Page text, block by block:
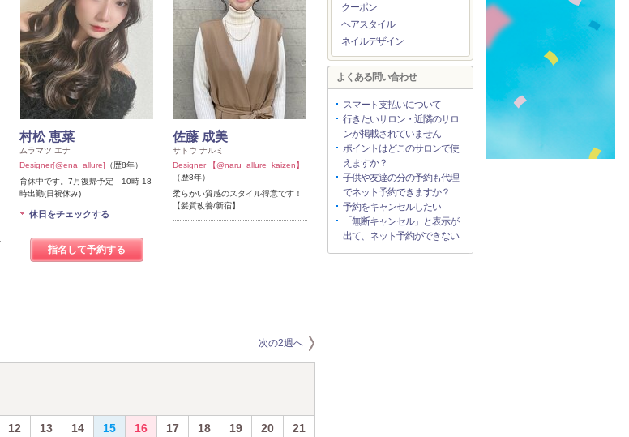
村松 恵菜
ムラマツ エナ
Designer[@ena_allure] （歴8年）
育休中です。7月復帰予定 10時-18
時出勤(日祝休み)
休日をチェックする
指名して予約する
佐藤 成美
サトウ ナルミ
Designer 【@naru_allure_kaizen】
（歴8年）
柔らかい質感のスタイル得意です！
【髪質改善/新宿】
次の2週へ
12 13 14 15 16 17 18 19 20 21
クーポン
ヘアスタイル
ネイルデザイン
よくある問い合わせ
スマート支払いについて
行きたいサロン・近隣のサロ
ンが掲載されていません
ポイントはどこのサロンで使
えますか？
子供や友達の分の予約も代理
でネット予約できますか？
予約をキャンセルしたい
「無断キャンセル」と表示が
出て、ネット予約ができない